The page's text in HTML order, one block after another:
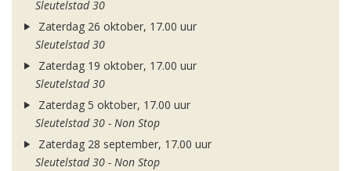
Sleutelstad 30
Zaterdag 26 oktober, 17.00 uur
Sleutelstad 30
Zaterdag 19 oktober, 17.00 uur
Sleutelstad 30
Zaterdag 5 oktober, 17.00 uur
Sleutelstad 30 - Non Stop
Zaterdag 28 september, 17.00 uur
Sleutelstad 30 - Non Stop